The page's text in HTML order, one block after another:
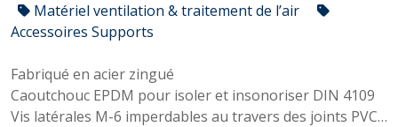
Matériel ventilation & traitement de l’air
Accessoires Supports
Fabriqué en acier zingué
Caoutchouc EPDM pour isoler et insonoriser DIN 4109
Vis latérales M-6 imperdables au travers des joints PVC